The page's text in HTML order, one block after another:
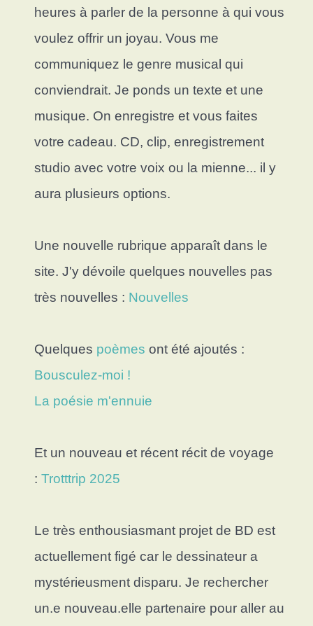
heures à parler de la personne à qui vous
voulez offrir un joyau. Vous me
communiquez le genre musical qui
conviendrait. Je ponds un texte et une
musique. On enregistre et vous faites
votre cadeau. CD, clip, enregistrement
studio avec votre voix ou la mienne... il y
aura plusieurs options.
Une nouvelle rubrique apparaît dans le
site. J'y dévoile quelques nouvelles pas
très nouvelles : Nouvelles
Quelques poèmes ont été ajoutés :
Bousculez-moi !
La poésie m'ennuie
Et un nouveau et récent récit de voyage
: Trotttrip 2025
Le très enthousiasmant projet de BD est
actuellement figé car le dessinateur a
mystérieusment disparu. Je rechercher
un.e nouveau.elle partenaire pour aller au